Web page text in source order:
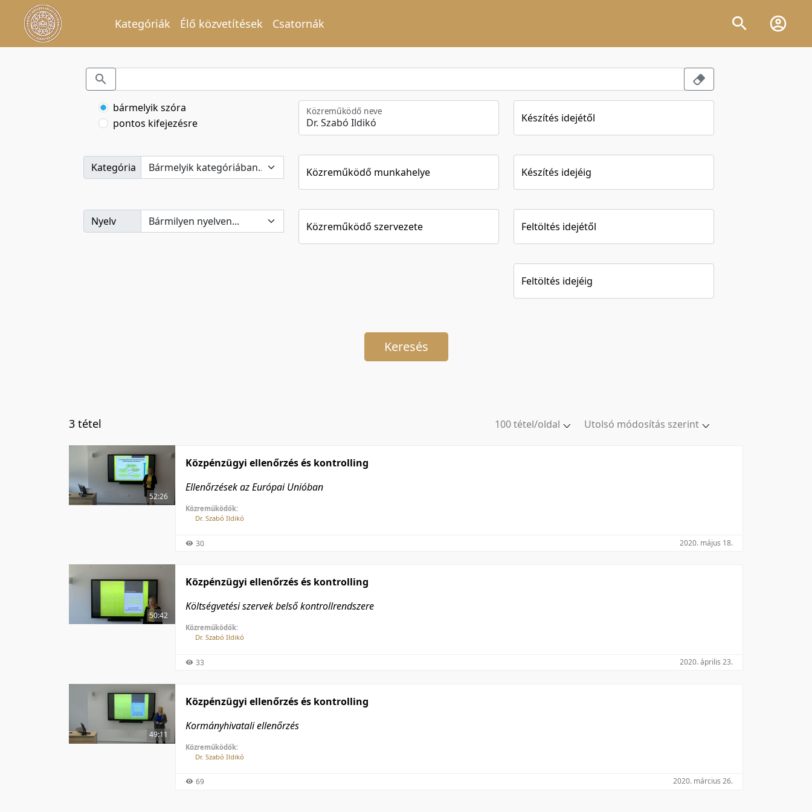
Kategóriák Élő közvetítések Csatornák
bármelyik szóra
pontos kifejezésre
Kategória
Nyelv
Közreműködő neve
Közreműködő munkahelye
Közreműködő szervezete
Készítés idejétől
Készítés idejéig
Feltöltés idejétől
Feltöltés idejéig
Keresés
Utolsó módosítás szerint
3 tétel
100 tétel/oldal
52:26
Közpénzügyi ellenőrzés és kontrolling
Ellenőrzések az Európai Unióban
Közreműködők:
Dr. Szabó Ildikó
30 2020. május 18.
50:42
Közpénzügyi ellenőrzés és kontrolling
Költségvetési szervek belső kontrollrendszere
Közreműködők:
Dr. Szabó Ildikó
33 2020. április 23.
49:11
Közpénzügyi ellenőrzés és kontrolling
Kormányhivatali ellenőrzés
Közreműködők:
Dr. Szabó Ildikó
69 2020. március 26.